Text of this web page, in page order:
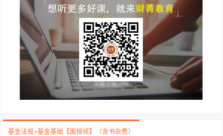
基金法规+基金基础【面授班】（含书杂费）